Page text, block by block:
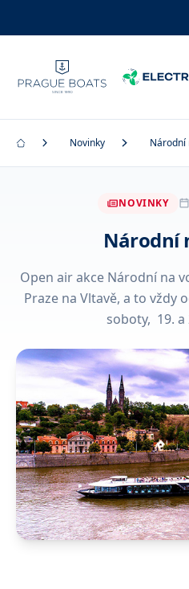
Novinky Národní
NOVINKY
Národní
Open air akce Národní na
Praze na Vltavě, a to vždy
soboty, 19. a